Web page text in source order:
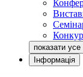
Інформація